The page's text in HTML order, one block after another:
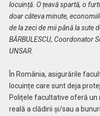
locuință. O țeavă spartă, o
doar câteva minute,
de la zeci de mii până la sute
BĂRBULESCU, Coordonator
UNSAR.
În România, asigurările
locuințe care sunt deja
Polițele facultative oferă un
reală a clădirii și/sau a